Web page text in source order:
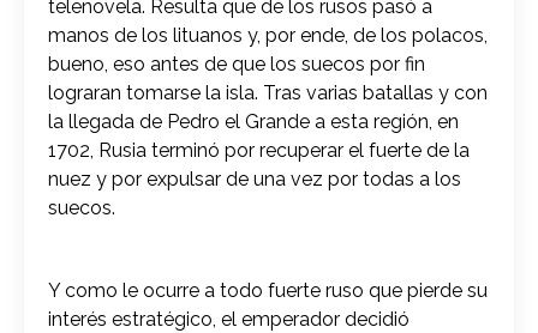
telenovela. Resulta que de los rusos pasó a
manos de los lituanos y, por ende, de los polacos,
bueno, eso antes de que los suecos por fin
lograran tomarse la isla. Tras varias batallas y con
la llegada de Pedro el Grande a esta región, en
1702, Rusia terminó por recuperar el fuerte de la
nuez y por expulsar de una vez por todas a los
suecos.
Y como le ocurre a todo fuerte ruso que pierde su
interés estratégico, el emperador decidió